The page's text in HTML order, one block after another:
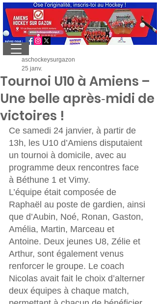
Tournoi U10 à Amiens –
Une belle après‑midi de
victoires !
aschockeysurgazon
25 janv.
Ce samedi 24 janvier, à partir de
13h, les U10 d’Amiens disputaient
un tournoi à domicile, avec au
programme deux rencontres face
à Béthune 1 et Vimy.
L’équipe était composée de
Raphaël au poste de gardien, ainsi
que d’Aubin, Noé, Ronan, Gaston,
Amélia, Martin, Marceau et
Antoine. Deux jeunes U8, Zélie et
Arthur, sont également venus
renforcer le groupe. Le coach
Nicolas avait fait le choix d’alterner
deux équipes à chaque match,